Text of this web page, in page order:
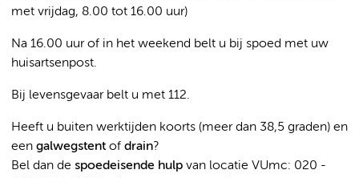
met vrijdag, 8.00 tot 16.00 uur)
Na 16.00 uur of in het weekend belt u bij spoed met uw
huisartsenpost.
Bij levensgevaar belt u met 112.
Heeft u buiten werktijden koorts (meer dan 38,5 graden) en
een galwegstentof drain?
Bel dan de spoedeisende hulp van locatie VUmc: 020 -